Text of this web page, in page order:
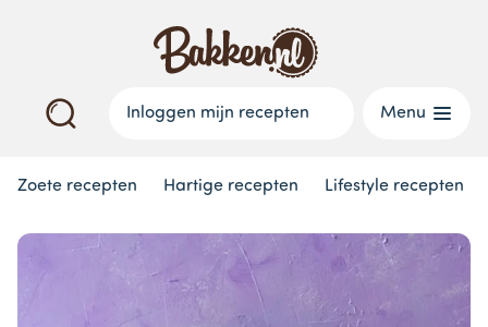
Inloggen mijn recepten Menu
Zoete recepten Hartige recepten Lifestyle recepten